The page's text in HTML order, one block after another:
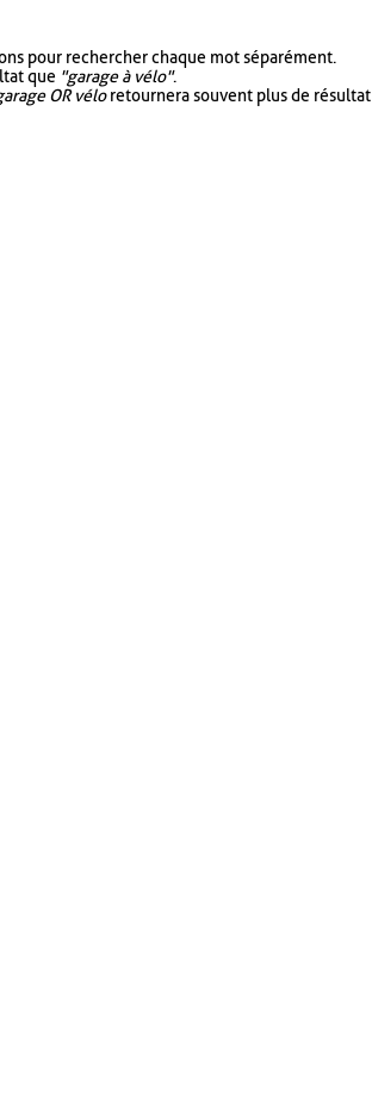
pour rechercher chaque mot séparément.
que "garage à vélo".
OR véloretournera souvent plus de résultat